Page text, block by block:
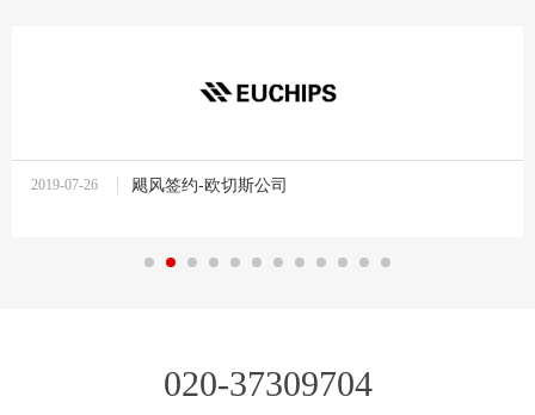
2019-07-26
飓风签约-欧切斯公司
020-37309704